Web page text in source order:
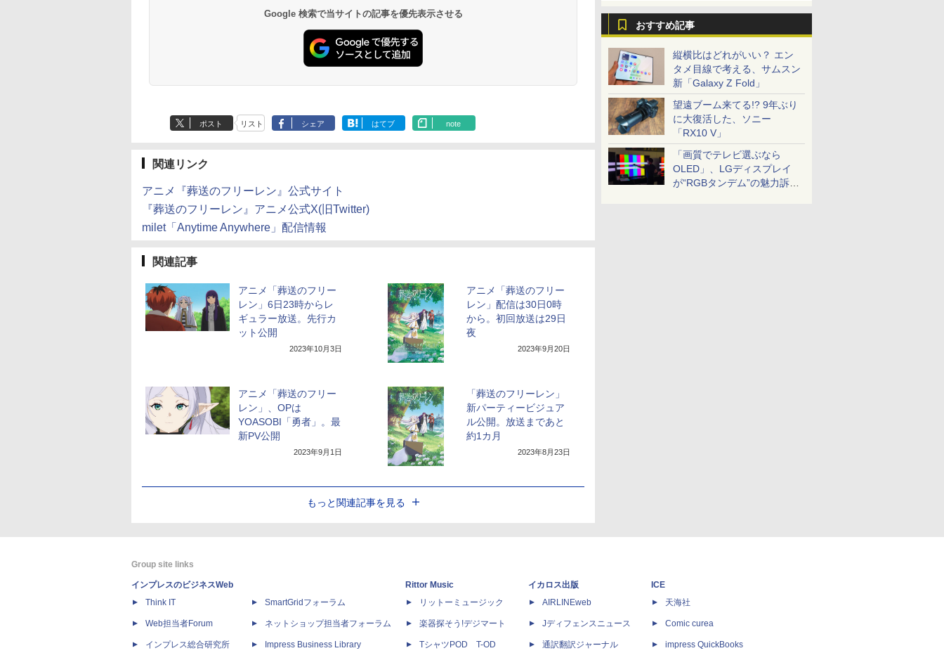
おすすめ記事
縦横比はどれがいい？ エン
タメ目線で考える、サムスン
新「Galaxy Z Fold」
望遠ブーム来てる!? 9年ぶり
に大復活した、ソニー
「RX10 V」
「画質でテレビ選ぶなら
OLED」、LGディスプレイ
が“RGBタンデム”の魅力訴
Google 検索で当サイトの記事を優先表示させる
ポスト リスト シェア はてブ note
関連リンク
アニメ『葬送のフリーレン』公式サイト
『葬送のフリーレン』アニメ公式X(旧Twitter)
milet「Anytime Anywhere」配信情報
関連記事
アニメ「葬送のフリー
レン」6日23時からレ
ギュラー放送。先行カ
ット公開
2023年10月3日
アニメ「葬送のフリー
レン」配信は30日0時
から。初回放送は29日
夜
2023年9月20日
アニメ「葬送のフリー
レン」、OPは
YOASOBI「勇者」。最
新PV公開
2023年9月1日
「葬送のフリーレン」
新パーティービジュア
ル公開。放送まであと
約1カ月
2023年8月23日
もっと関連記事を見る
Group site links
インプレスのビジネスWeb
Think IT
Web担当者Forum
インプレス総合研究所
SmartGridフォーラム
ネットショップ担当者フォーラム
Impress Business Library
Rittor Music
リットーミュージック
楽器探そう!デジマート
TシャツPOD T-OD
イカロス出版
AIRLINEweb
Jディフェンスニュース
通訳翻訳ジャーナル
ICE
天海社
Comic curea
impress QuickBooks